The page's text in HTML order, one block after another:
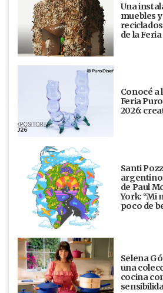
Una
muebles
de la
Conocé a
Feria
2026:
Santi
argentino
de Paul
York: “Mi
poco de
Selena
una
cocina